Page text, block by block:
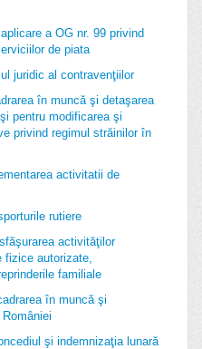
a OG nr. 99 privind
de piata
juridic al contravenţiilor
în muncă şi detaşarea
pentru modificarea şi
privind regimul străinilor în
activitatii de
rutiere
activităţilor
fizice autorizate,
familiale
în muncă şi
şi indemnizaţia lunară